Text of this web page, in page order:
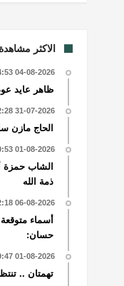
الاكثر مشاهدة
04-08-2026 04:53 PM
ظاهر عايد
31-07-2026 02:28 PM
الحاج مازن
01-08-2026 10:53 AM
الشاب حمزة
ذمة الله
06-08-2026 02:18 PM
أسماء
حسان:
01-08-2026 09:47 PM
تهمتان ..